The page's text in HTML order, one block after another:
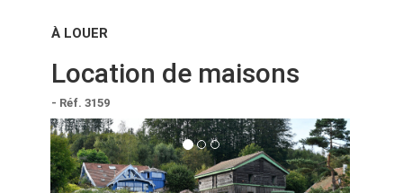
À LOUER
Location de maisons
- Réf. 3159